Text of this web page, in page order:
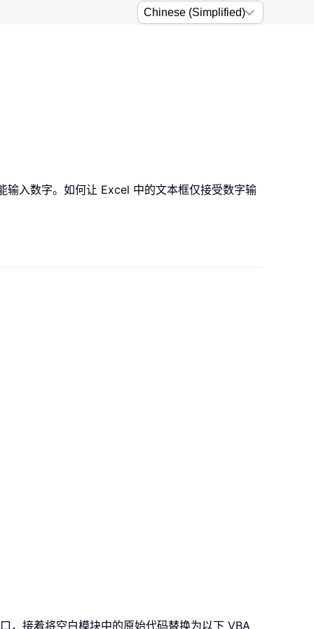
输入数字。如何让 Excel 中的文本框仅接受数字输
，接着将空白模块中的原始代码替换为以下 VBA